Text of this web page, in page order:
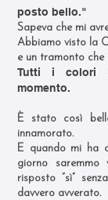
posto bello."
Sapeva che mi
Abbiamo visto la
e un tramonto che
Tutti i colori
momento.
È stato così
innamorato.
E quando mi ha
giorno saremmo
risposto “sì”
davvero avverato.